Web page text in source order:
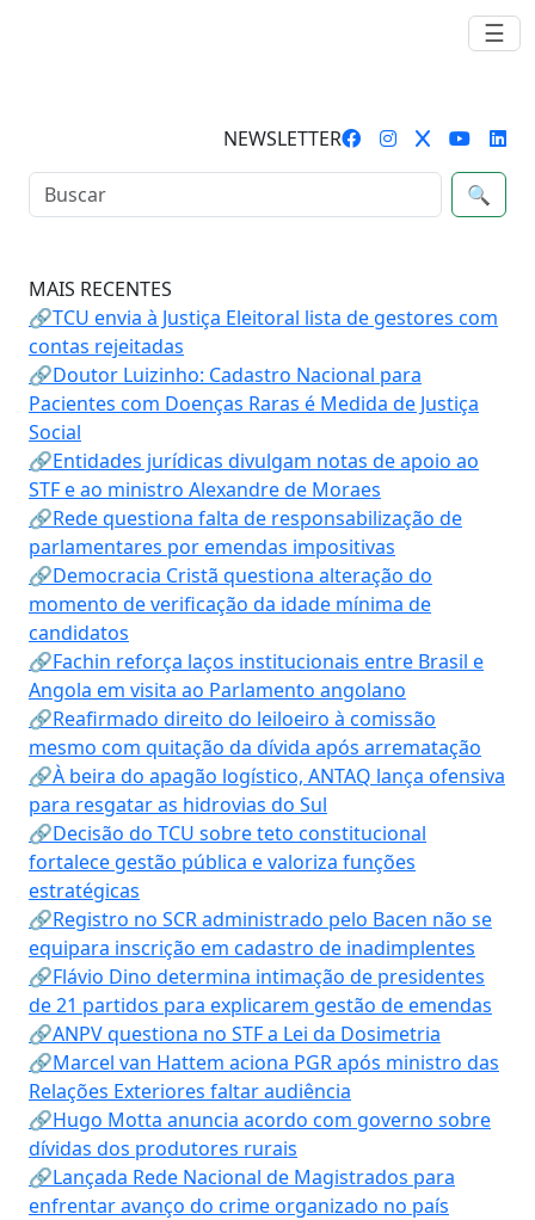
☰
NEWSLETTER
🔍
MAIS RECENTES
🔗TCU envia à Justiça Eleitoral lista de gestores com
contas rejeitadas
🔗Doutor Luizinho: Cadastro Nacional para
Pacientes com Doenças Raras é Medida de Justiça
Social
🔗Entidades jurídicas divulgam notas de apoio ao
STF e ao ministro Alexandre de Moraes
🔗Rede questiona falta de responsabilização de
parlamentares por emendas impositivas
🔗Democracia Cristã questiona alteração do
momento de verificação da idade mínima de
candidatos
🔗Fachin reforça laços institucionais entre Brasil e
Angola em visita ao Parlamento angolano
🔗Reafirmado direito do leiloeiro à comissão
mesmo com quitação da dívida após arrematação
🔗À beira do apagão logístico, ANTAQ lança ofensiva
para resgatar as hidrovias do Sul
🔗Decisão do TCU sobre teto constitucional
fortalece gestão pública e valoriza funções
estratégicas
🔗Registro no SCR administrado pelo Bacen não se
equipara inscrição em cadastro de inadimplentes
🔗Flávio Dino determina intimação de presidentes
de 21 partidos para explicarem gestão de emendas
🔗ANPV questiona no STF a Lei da Dosimetria
🔗Marcel van Hattem aciona PGR após ministro das
Relações Exteriores faltar audiência
🔗Hugo Motta anuncia acordo com governo sobre
dívidas dos produtores rurais
🔗Lançada Rede Nacional de Magistrados para
enfrentar avanço do crime organizado no país